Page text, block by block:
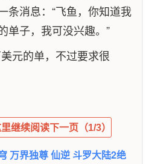
条消息：“飞鱼，你知道我
单子，我可没兴趣。”
元的单，不过要求很
继续阅读下一页（1/3）
万界独尊仙逆 斗罗大陆2绝